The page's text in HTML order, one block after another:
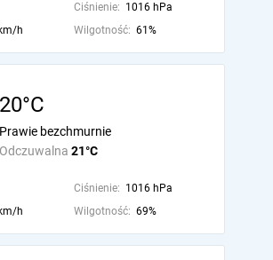
Ciśnienie: 1016 hPa
h Wilgotność: 61%
20°C
Odczuwalna 21°C
Prawie bezchmurnie
Ciśnienie: 1016 hPa
h Wilgotność: 69%